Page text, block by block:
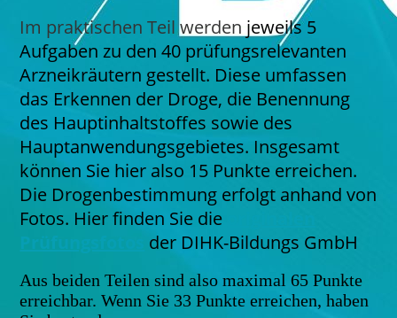
Im praktischen Teil werden jeweils5
Aufgaben zu den 40 prüfungsrelevanten
Arzneikräutern gestellt. Diese umfassen
das Erkennen der Droge, die Benennung
des Hauptinhaltstoffes sowie des
Hauptanwendungsgebietes. Insgesamt
können Sie hier also 15 Punkte erreichen.
Die Drogenbestimmung erfolgt anhand von
Fotos. Hier finden Sie die
der DIHK-Bildungs GmbH
Aus beiden Teilen sind also maximal 65 Punkte
erreichbar. Wenn Sie 33 Punkte erreichen, haben